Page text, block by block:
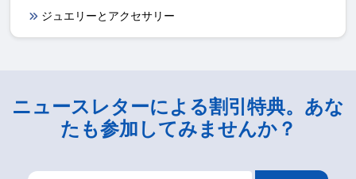
ジュエリーとアクセサリー
ニュースレターによる割引特典。あな
たも参加してみませんか？